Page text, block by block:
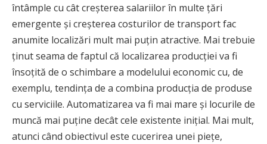
întâmple cu cât creșterea salariilor în multe țări
emergente și creșterea costurilor de transport fac
anumite localizări mult mai puțin atractive. Mai trebuie
ținut seama de faptul că localizarea producției va fi
însoțită de o schimbare a modelului economic cu, de
exemplu, tendința de a combina producția de produse
cu serviciile. Automatizarea va fi mai mare și locurile de
muncă mai puține decât cele existente inițial. Mai mult,
atunci când obiectivul este cucerirea unei piețe,